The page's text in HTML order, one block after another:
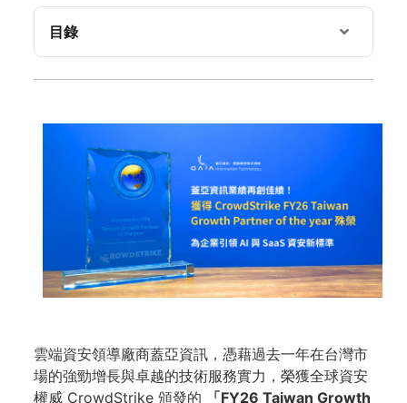
目錄
雲端資安領導廠商蓋亞資訊，憑藉過去一年在台灣市
場的強勁增長與卓越的技術服務實力，榮獲全球資安
權威 CrowdStrike 頒發的
「FY26 Taiwan Growth